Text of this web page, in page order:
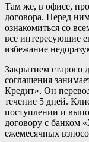
Там же, в офисе,
договора. Перед
ознакомиться со
все интересующие
избежание
Закрытием старого
соглашения
Кредит». Он
течение 5 дней.
поступлении и
договору с банком
ежемесячных